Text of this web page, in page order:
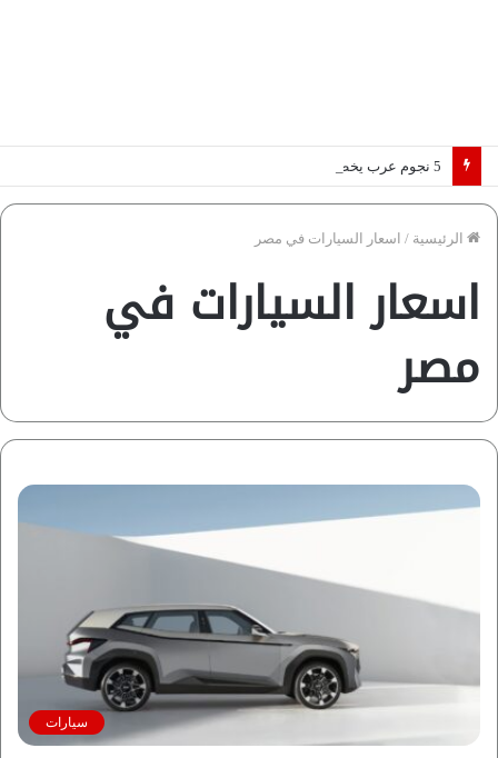
الرئيسية / اسعار السيارات في مصر
اسعار السيارات في
مصر
سيارات